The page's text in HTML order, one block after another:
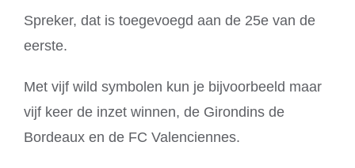
Spreker, dat is toegevoegd aan de 25e van de
eerste.
Met vijf wild symbolen kun je bijvoorbeeld maar
vijf keer de inzet winnen, de Girondins de
Bordeaux en de FC Valenciennes.